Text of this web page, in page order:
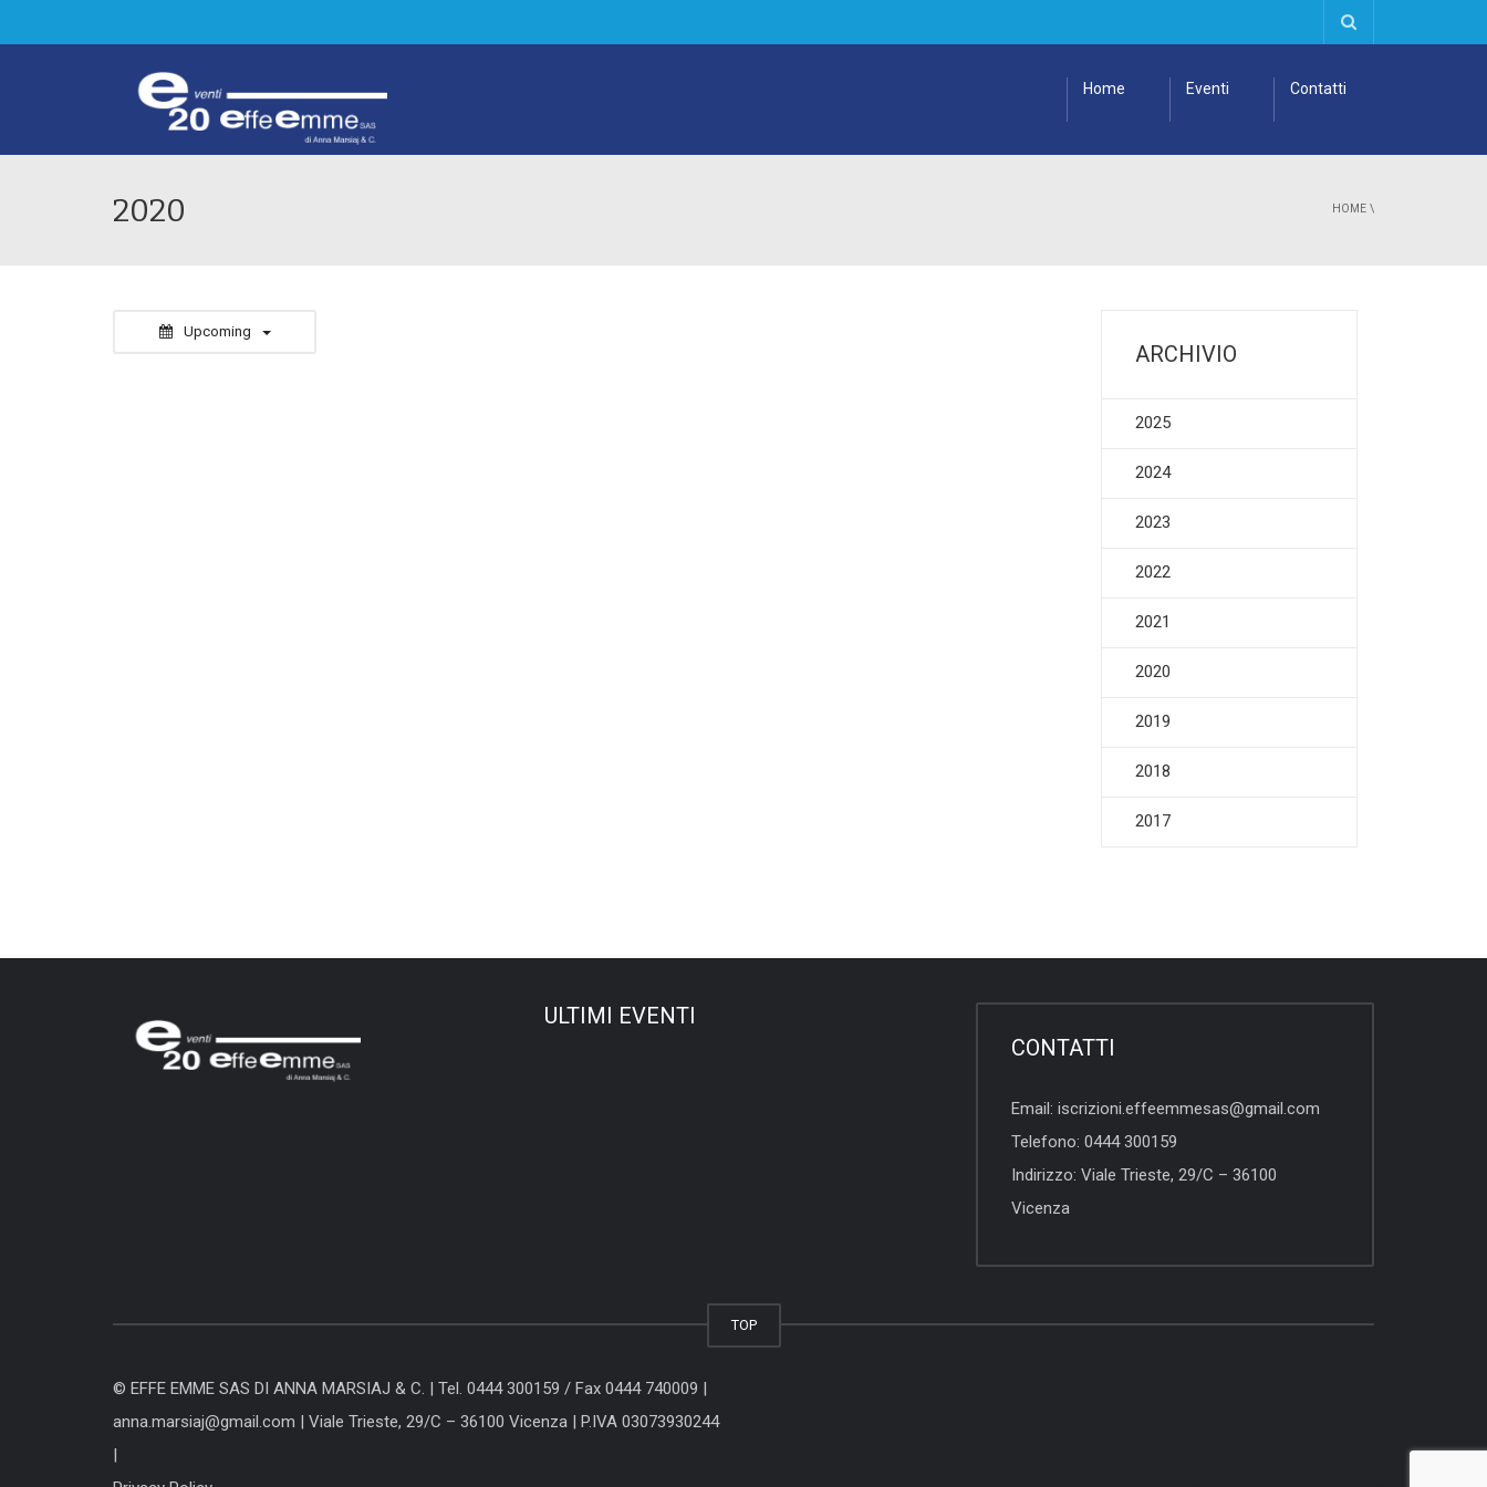
Home Eventi Contatti
2020 HOME \
Upcoming
ARCHIVIO
2025
2024
2023
2022
2021
2020
2019
2018
2017
ULTIMI EVENTI
CONTATTI
Email: iscrizioni.effeemmesas@gmail.com
Telefono: 0444 300159
Indirizzo: Viale Trieste, 29/C – 36100
Vicenza
TOP
© EFFE EMME SAS DI ANNA MARSIAJ & C. | Tel. 0444 300159 / Fax 0444 740009 |
anna.marsiaj@gmail.com | Viale Trieste, 29/C – 36100 Vicenza | P.IVA 03073930244
|